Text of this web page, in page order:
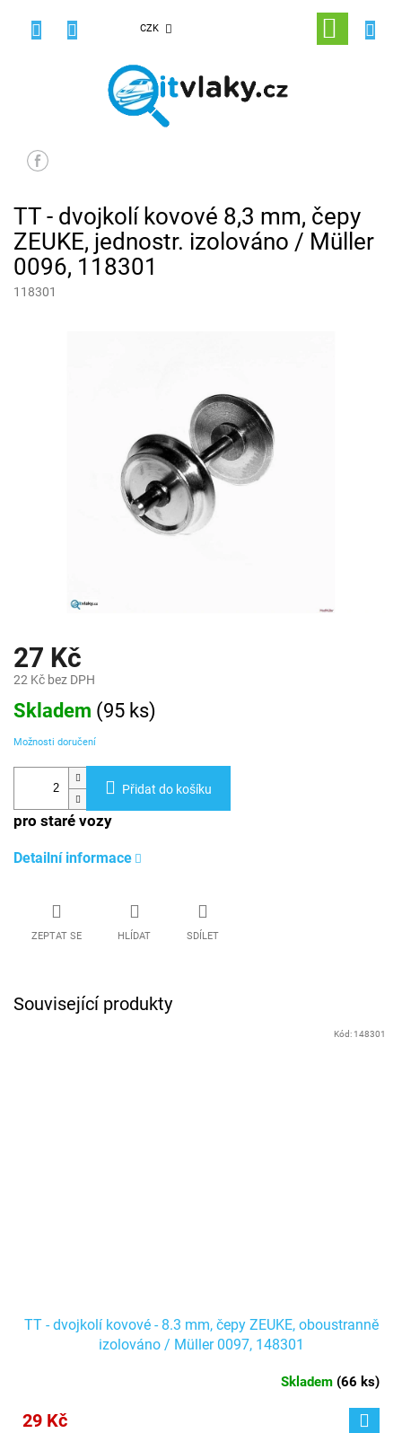
CZK
NÁKUPNÍ
KOŠÍK
TT - dvojkolí kovové 8,3 mm, čepy
ZEUKE, jednostr. izolováno / Müller
0096, 118301
118301
27 Kč
22 Kč bez DPH
Měrná
cena:
Skladem (95 ks)
Možnosti doručení
Přidat do košíku
pro staré vozy
Detailní informace
ZEPTAT SE HLÍDAT SDÍLET
Související produkty
TT - dvojkolí kovové - 8.3 mm, čepy ZEUKE, oboustranně
izolováno / Müller 0097, 148301
Skladem (66 ks)
29 Kč
Kód: 148301